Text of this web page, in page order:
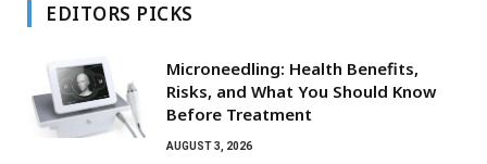
EDITORS PICKS
Microneedling: Health Benefits,
Risks, and What You Should Know
Before Treatment
AUGUST 3, 2026